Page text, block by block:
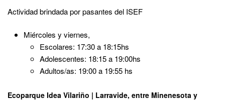
Actividad brindada por pasantes del ISEF
Miércoles y viernes,
Escolares: 17:30 a 18:15hs
Adolescentes: 18:15 a 19:00hs
Adultos/as: 19:00 a 19:55 hs
Ecoparque Idea Vilariño | Larravide, entre Minenesota y